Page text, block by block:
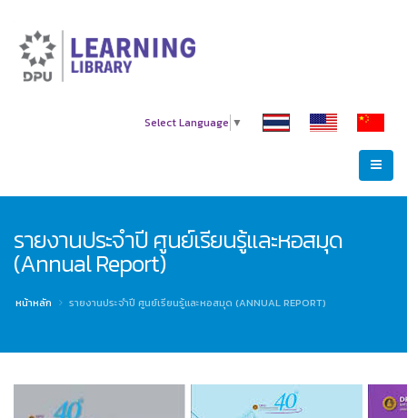
Select Language ▼
รายงานประจำปี ศูนย์เรียนรู้และหอสมุด
(Annual Report)
หน้าหลัก รายงานประจำปี ศูนย์เรียนรู้และหอสมุด (ANNUAL REPORT)